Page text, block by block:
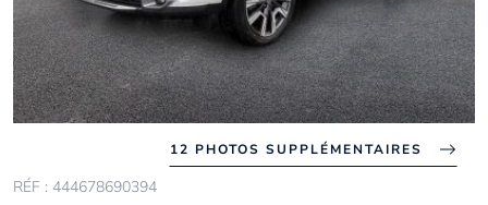
12 PHOTOS SUPPLÉMENTAIRES
RÉF : 444678690394